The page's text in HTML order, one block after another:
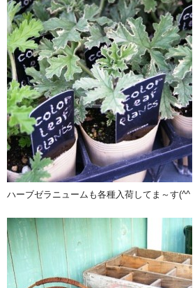
ハーブゼラニュームも各種入荷してま～す(^^ゞ